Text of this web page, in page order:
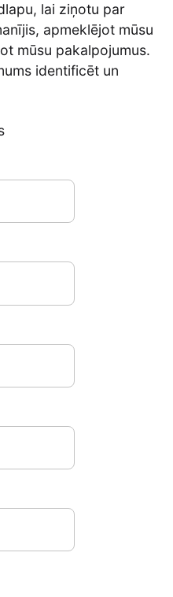
lai ziņotu par
apmeklējot mūsu
mūsu pakalpojumus.
identificēt un